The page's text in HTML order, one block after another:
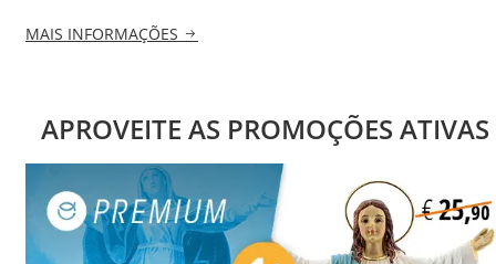
MAIS INFORMAÇÕES
APROVEITE AS PROMOÇÕES ATIVAS